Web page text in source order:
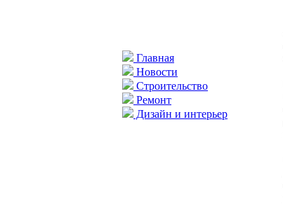
Главная
Новости
Строительство
Ремонт
Дизайн и интерьер